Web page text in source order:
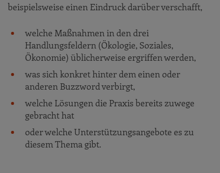
beispielsweise einen Eindruck darüber verschafft,
welche Maßnahmen in den drei
Handlungsfeldern (Ökologie, Soziales,
Ökonomie) üblicherweise ergriffen werden,
was sich konkret hinter dem einen oder
anderen Buzzword verbirgt,
welche Lösungen die Praxis bereits zuwege
gebracht hat
oder welche Unterstützungsangebote es zu
diesem Thema gibt.